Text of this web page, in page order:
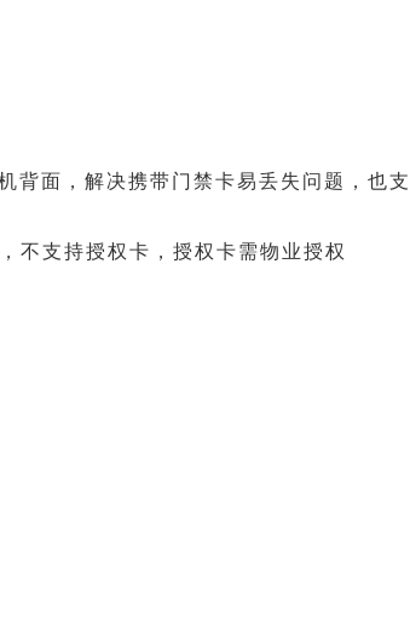
面，解决携带门禁卡易丢失问题，也
不支持授权卡，授权卡需物业授权